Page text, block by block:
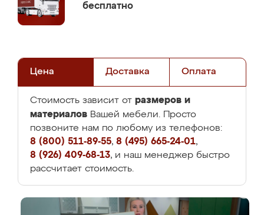
бесплатно
Цена Доставка Оплата
Стоимость зависит от размеров и
материалов Вашей мебели. Просто
позвоните нам по любому из телефонов:
8 (800) 511-89-55, 8 (495) 665-24-01,
8 (926) 409-68-13, и наш менеджер быстро
рассчитает стоимость.